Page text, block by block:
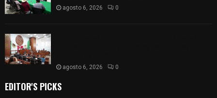
agosto 6, 2026 0
agosto 6, 2026 0
EDITOR'S PICKS